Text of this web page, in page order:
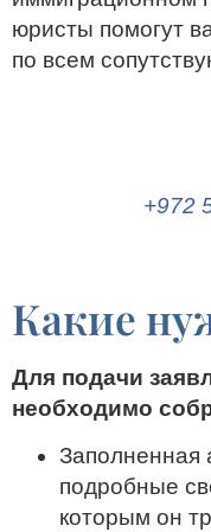
юристы помогут
по всем
+972
Какие
Для подачи
необходимо
Заполненная
подробные
которым он